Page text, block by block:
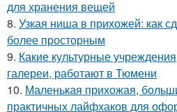
для хранения вещей
8. Узкая ниша в прихожей: как
более просторным
9. Какие культурные
галереи, работают в Тюмени
10. Маленькая прихожая,
практичных лайфхаков для